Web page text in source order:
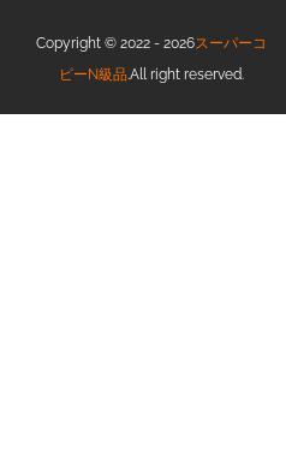
Copyright © 2022 - 2026スーパーコ
ピーN級品.All right reserved.